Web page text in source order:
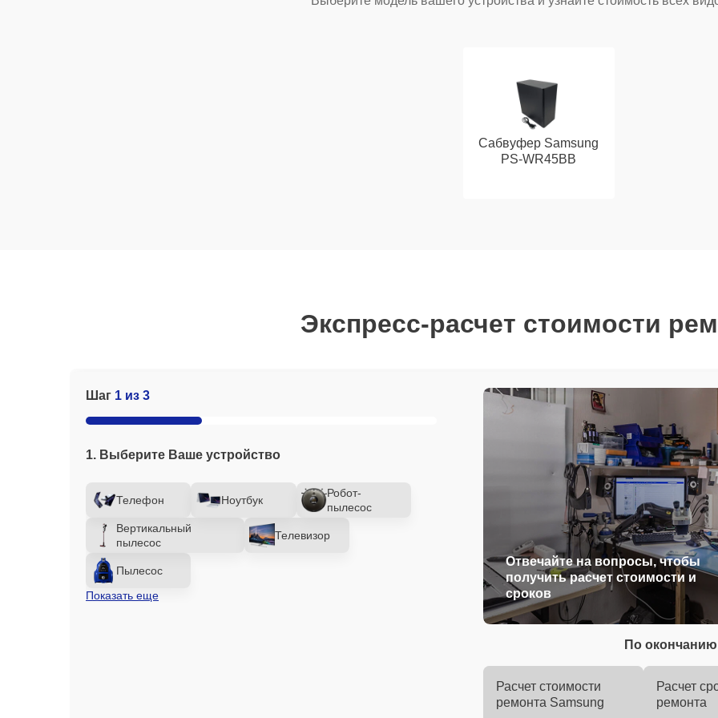
Сабвуфер Samsung
PS-WR45BB
Экспресс-расчет стоимости
Шаг 1 из 3
1. Выберите Ваше устройство
Телефон Ноутбук
Робот-
пылесос
Вертикальный
пылесос
Телевизор
Пылесос
Показать еще
Отвечайте на вопросы, чтобы
получить расчет стоимости и
сроков
По окончанию
Расчет стоимости
ремонта Samsung
Расчет
ремонта